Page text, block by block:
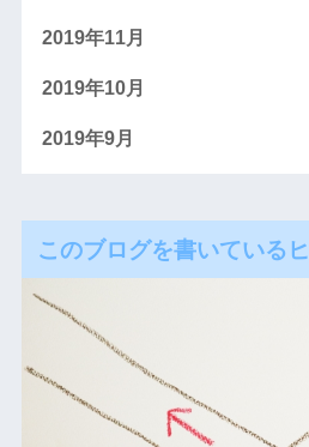
2019年11月
2019年10月
2019年9月
このブログを書いているヒ